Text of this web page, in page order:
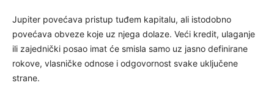
Jupiter povećava pristup tuđem kapitalu, ali istodobno
povećava obveze koje uz njega dolaze. Veći kredit, ulaganje
ili zajednički posao imat će smisla samo uz jasno definirane
rokove, vlasničke odnose i odgovornost svake uključene
strane.